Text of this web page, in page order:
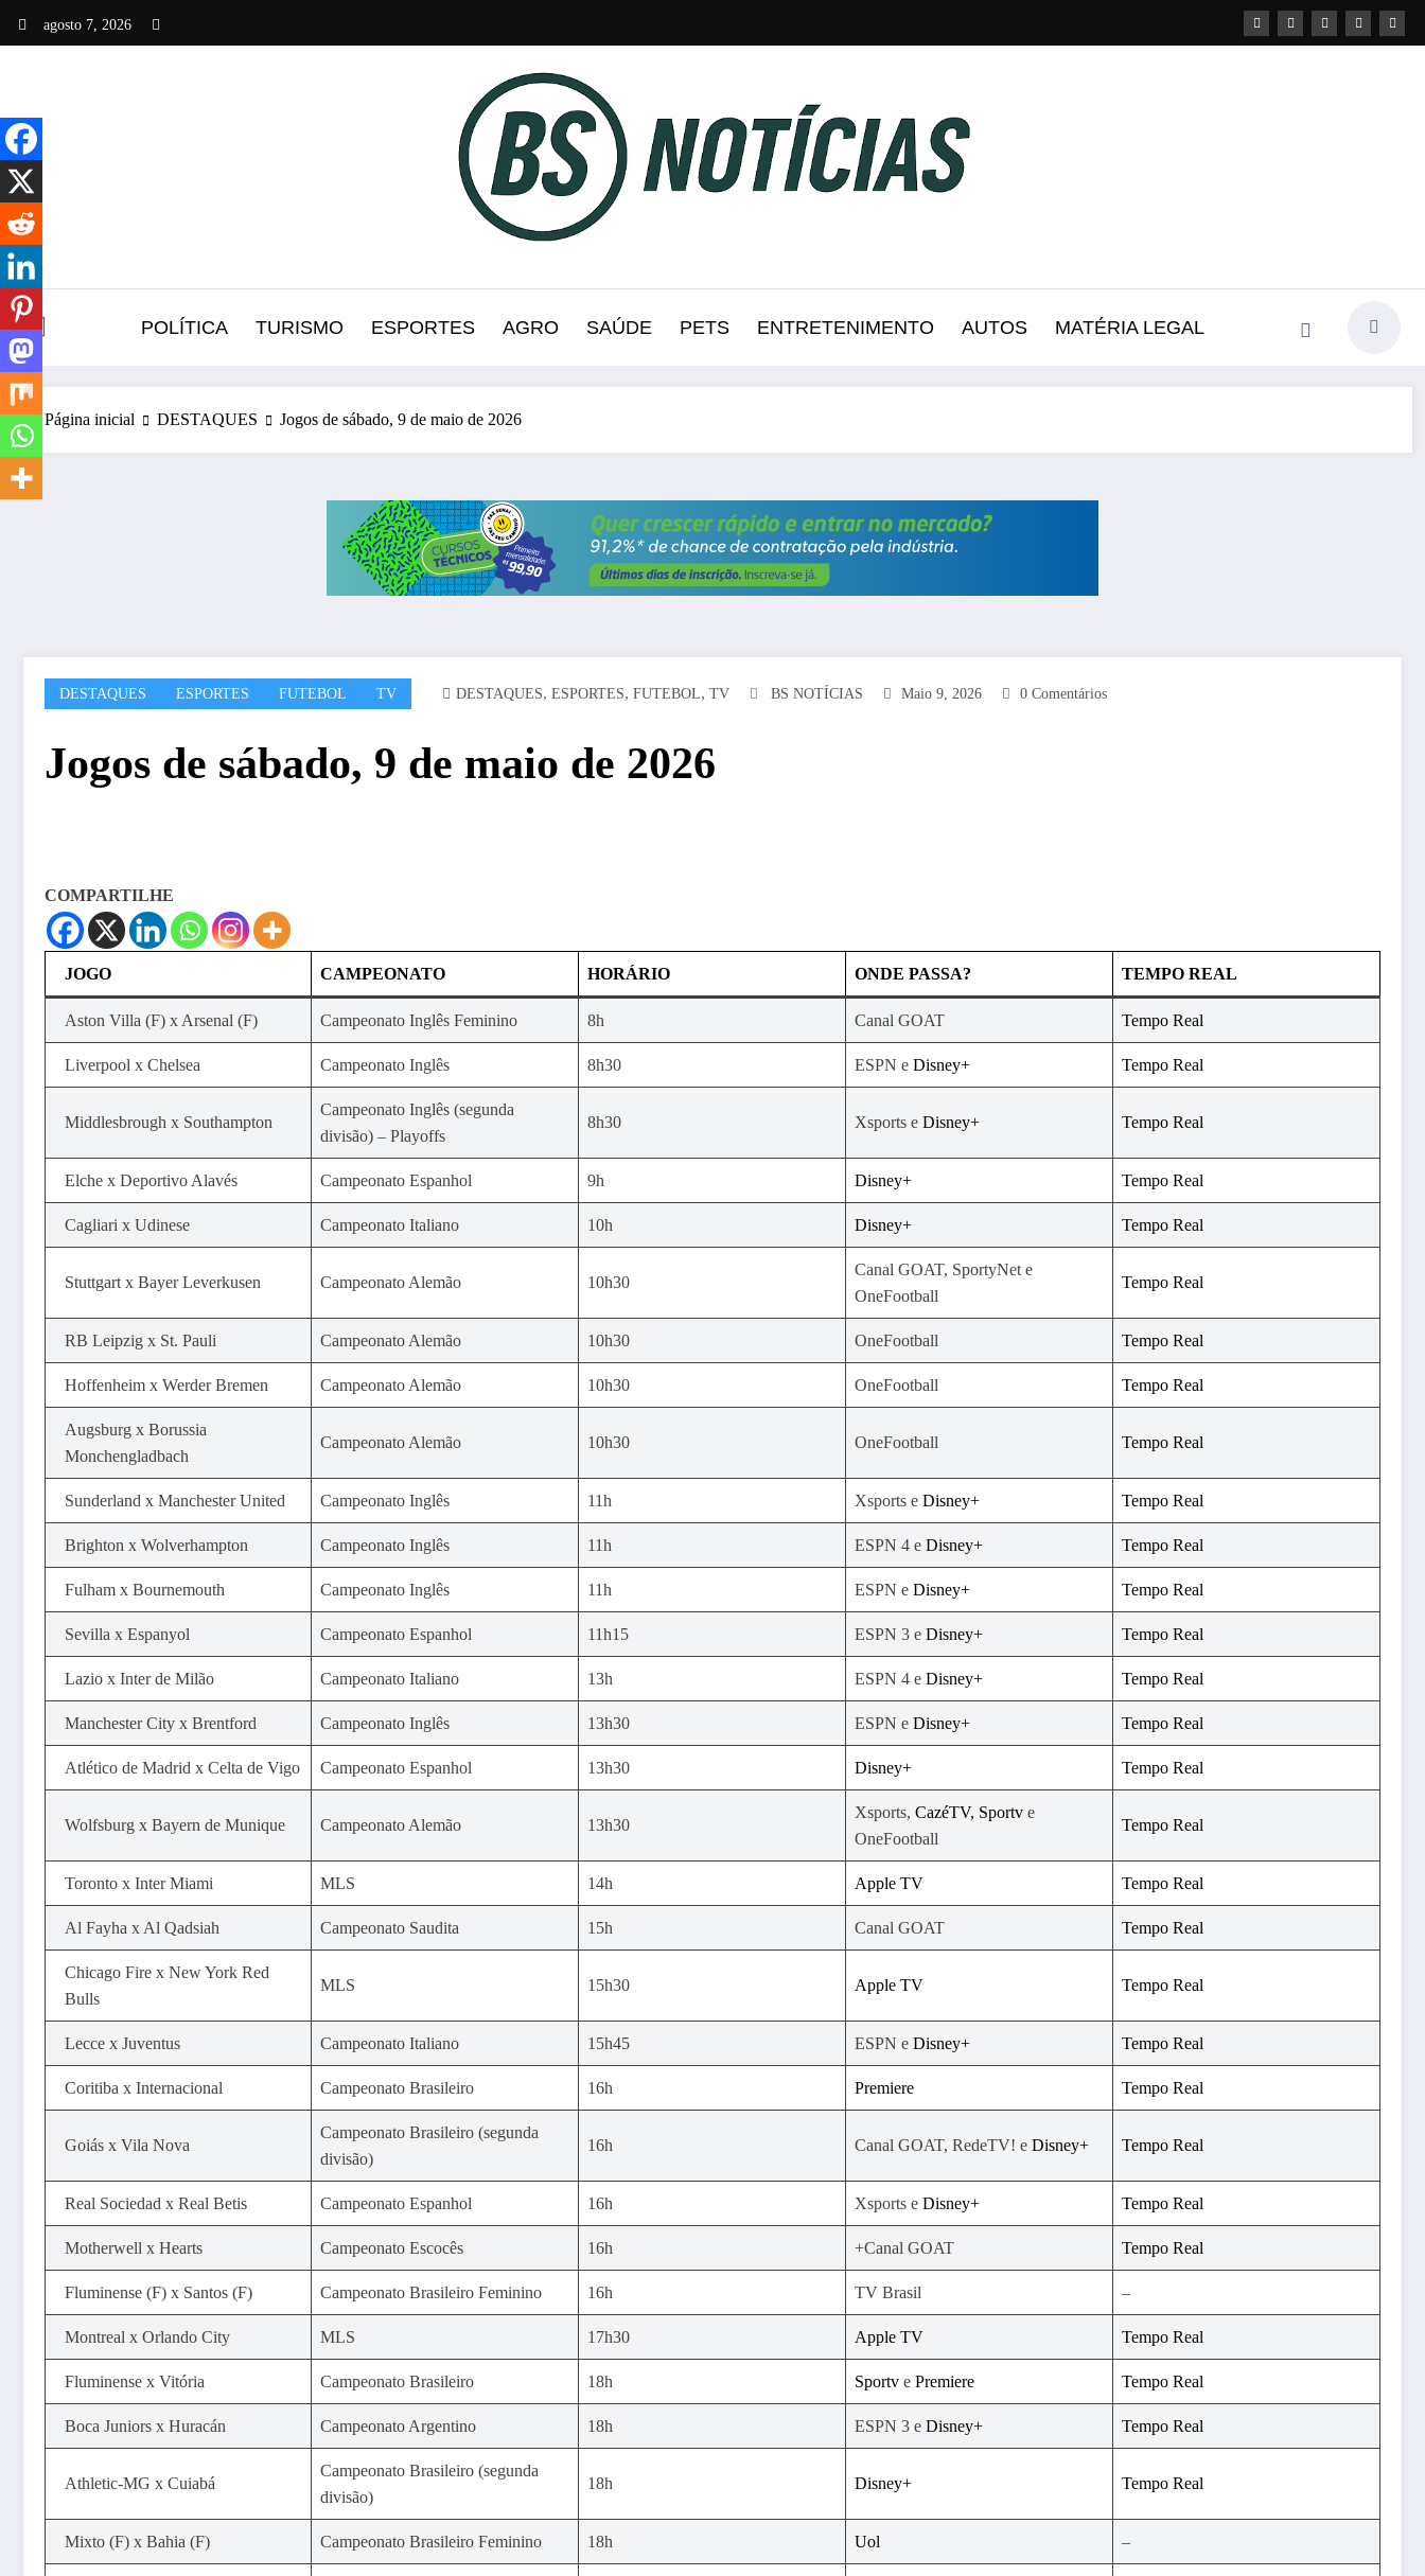
agosto 7, 2026
POLÍTICA TURISMO ESPORTES AGRO SAÚDE PETS ENTRETENIMENTO AUTOS MATÉRIA LEGAL
Página inicial DESTAQUES Jogos de sábado, 9 de maio de 2026
DESTAQUES ESPORTES FUTEBOL TV DESTAQUES, ESPORTES, FUTEBOL, TV BS NOTÍCIAS Maio 9, 2026 0 Comentários
Jogos de sábado, 9 de maio de 2026
COMPARTILHE
JOGO CAMPEONATO HORÁRIO ONDE PASSA? TEMPO REAL
Aston Villa (F) x Arsenal (F) Campeonato Inglês Feminino 8h Canal GOAT Tempo Real
Liverpool x Chelsea Campeonato Inglês 8h30 ESPN e Disney+ Tempo Real
Middlesbrough x Southampton
Campeonato Inglês (segunda
divisão) – Playoffs
8h30 Xsports e Disney+ Tempo Real
Elche x Deportivo Alavés Campeonato Espanhol 9h Disney+ Tempo Real
Cagliari x Udinese Campeonato Italiano 10h Disney+ Tempo Real
Stuttgart x Bayer Leverkusen Campeonato Alemão 10h30
Canal GOAT, SportyNet e
OneFootball
Tempo Real
RB Leipzig x St. Pauli Campeonato Alemão 10h30 OneFootball Tempo Real
Hoffenheim x Werder Bremen Campeonato Alemão 10h30 OneFootball Tempo Real
Augsburg x Borussia
Monchengladbach
Campeonato Alemão 10h30 OneFootball Tempo Real
Sunderland x Manchester United Campeonato Inglês 11h Xsports e Disney+ Tempo Real
Brighton x Wolverhampton Campeonato Inglês 11h ESPN 4 e Disney+ Tempo Real
Fulham x Bournemouth Campeonato Inglês 11h ESPN e Disney+ Tempo Real
Sevilla x Espanyol Campeonato Espanhol 11h15 ESPN 3 e Disney+ Tempo Real
Lazio x Inter de Milão Campeonato Italiano 13h ESPN 4 e Disney+ Tempo Real
Manchester City x Brentford Campeonato Inglês 13h30 ESPN e Disney+ Tempo Real
Atlético de Madrid x Celta de Vigo Campeonato Espanhol 13h30 Disney+ Tempo Real
Wolfsburg x Bayern de Munique Campeonato Alemão 13h30
Xsports, CazéTV, Sportv e
OneFootball
Tempo Real
Toronto x Inter Miami MLS 14h Apple TV Tempo Real
Al Fayha x Al Qadsiah Campeonato Saudita 15h Canal GOAT Tempo Real
Chicago Fire x New York Red
Bulls
MLS 15h30 Apple TV Tempo Real
Lecce x Juventus Campeonato Italiano 15h45 ESPN e Disney+ Tempo Real
Coritiba x Internacional Campeonato Brasileiro 16h Premiere Tempo Real
Goiás x Vila Nova
Campeonato Brasileiro (segunda
divisão)
16h Canal GOAT, RedeTV! e Disney+ Tempo Real
Real Sociedad x Real Betis Campeonato Espanhol 16h Xsports e Disney+ Tempo Real
Motherwell x Hearts Campeonato Escocês 16h +Canal GOAT Tempo Real
Fluminense (F) x Santos (F) Campeonato Brasileiro Feminino 16h TV Brasil –
Montreal x Orlando City MLS 17h30 Apple TV Tempo Real
Fluminense x Vitória Campeonato Brasileiro 18h Sportv e Premiere Tempo Real
Boca Juniors x Huracán Campeonato Argentino 18h ESPN 3 e Disney+ Tempo Real
Athletic-MG x Cuiabá
Campeonato Brasileiro (segunda
divisão)
18h Disney+ Tempo Real
Mixto (F) x Bahia (F) Campeonato Brasileiro Feminino 18h Uol –